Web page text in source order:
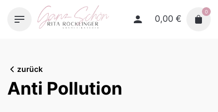
0,00 €
0
zurück
Anti Pollution